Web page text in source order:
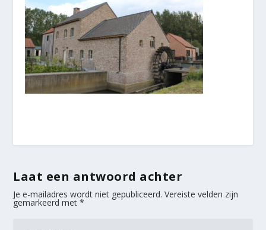
Laat een antwoord achter
Je e-mailadres wordt niet gepubliceerd. Vereiste velden zijn
gemarkeerd met*